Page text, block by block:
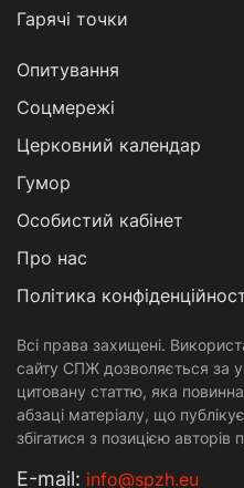
Гарячі точки
Опитування
Соцмережі
Церковний календар
Гумор
Особистий кабінет
Про нас
Політика
Всі права захищені.
сайту СПЖ дозволяється за
цитовану статтю, яка
абзаці матеріалу, що
збігатися з позицією авторів
Е-mail: info@spzh.eu